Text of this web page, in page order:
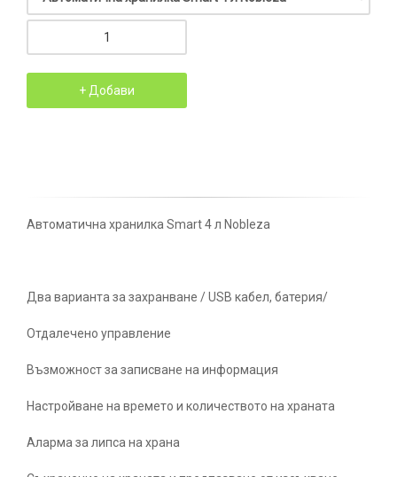
Автоматична хранилка Smart 4 л Nobleza
Два варианта за захранване / USB кабел, батерия/
Отдалечено управление
Възможност за записване на информация
Настройване на времето и количеството на храната
Аларма за липса на храна